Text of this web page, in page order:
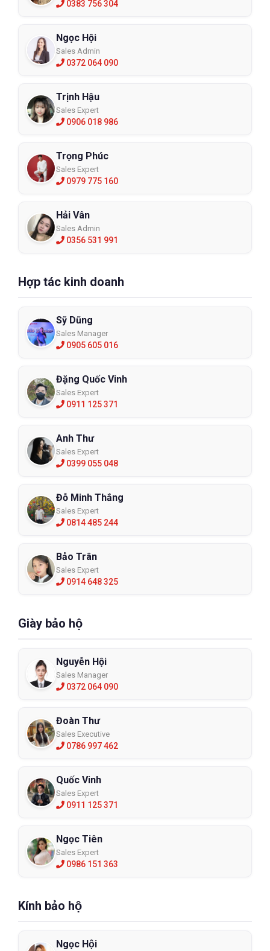
0383 756 304
Ngọc Hội
Sales Admin
0372 064 090
Trịnh Hậu
Sales Expert
0906 018 986
Trọng Phúc
Sales Expert
0979 775 160
Hải Vân
Sales Admin
0356 531 991
Hợp tác kinh doanh
Sỹ Dũng
Sales Manager
0905 605 016
Đặng Quốc Vinh
Sales Expert
0911 125 371
Anh Thư
Sales Expert
0399 055 048
Đỗ Minh Thắng
Sales Expert
0814 485 244
Bảo Trân
Sales Expert
0914 648 325
Giày bảo hộ
Nguyễn Hội
Sales Manager
0372 064 090
Đoàn Thư
Sales Executive
0786 997 462
Quốc Vinh
Sales Expert
0911 125 371
Ngọc Tiên
Sales Expert
0986 151 363
Kính bảo hộ
Ngọc Hội